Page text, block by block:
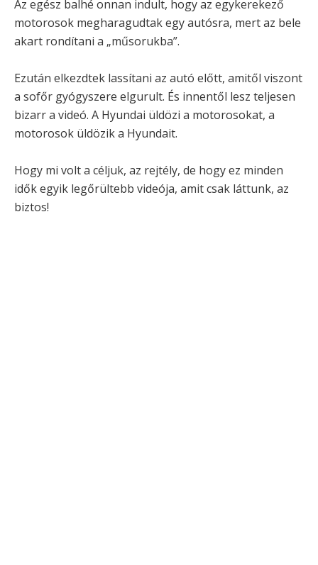
Az egész balhé onnan indult, hogy az egykerekező
motorosok megharagudtak egy autósra, mert az bele
akart rondítani a „műsorukba”.
Ezután elkezdtek lassítani az autó előtt, amitől viszont
a sofőr gyógyszere elgurult. És innentől lesz teljesen
bizarr a videó. A Hyundai üldözi a motorosokat, a
motorosok üldözik a Hyundait.
Hogy mi volt a céljuk, az rejtély, de hogy ez minden
idők egyik legőrültebb videója, amit csak láttunk, az
biztos!